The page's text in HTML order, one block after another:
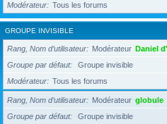
Modérateur
Tous les forums
GROUPE INVISIBLE
Rang, Nom d’utilisateur Modérateur Daniel
Groupe par défaut
Groupe invisible
Modérateur
Tous les forums
Rang, Nom d’utilisateur Modérateur globule
Groupe par défaut
Groupe invisible